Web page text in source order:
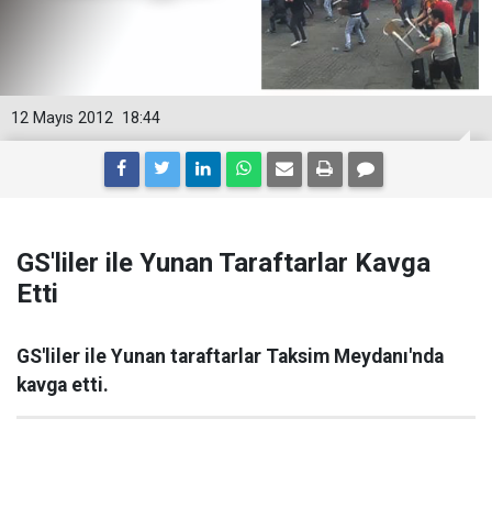
18:44
12 Mayıs 2012
GS'liler ile Yunan Taraftarlar Kavga
Etti
GS'liler ile Yunan taraftarlar Taksim Meydanı'nda
kavga etti.